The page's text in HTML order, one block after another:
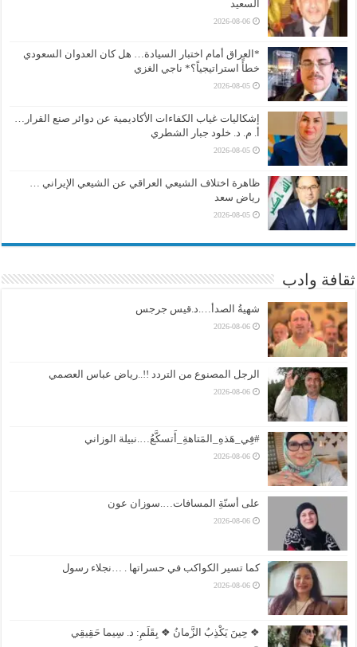
السعيد
2026-08-06
*العراق أمام اختبار السيادة… هل كان العدوان السعودي
خطأً استراتيجياً؟* ناجي الغزي
2026-08-05
إشكاليات غياب الكفاءات الأكاديمية عن دوائر صنع القرار…
أ. م. د. خلود جبار الشطري
2026-08-05
ظاهرة اختلاف الشيعي العراقي عن الشيعي الإيراني …
رياض سعد
2026-08-05
ثقافة وادب
شهيةُ الصدأ….د.قيس جرجس
2026-08-06
الرجل المصنوع من التردد !!..رياض عباس العصمي
2026-08-06
#فِي_هَذهِ_المَتاهةِ_أَتسكَّعُ….نبيلة الوزاني
2026-08-06
على أسنّةِ المسافات….سوزان عون
2026-08-06
كما تسير الكواكب في حسراتها . …نجلاء رسول
2026-08-06
❖ حِينَ يَكْذِبُ الزَّمانُ ❖ بِقَلَمِ: د. سِيما حَقِيقِي